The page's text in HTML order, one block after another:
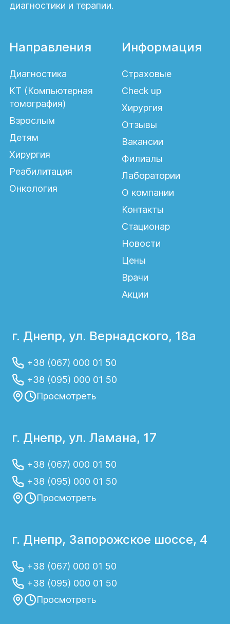
диагностики и терапии.
Направления
Диагностика
КТ (Компьютерная
томография)
Взрослым
Детям
Хирургия
Реабилитация
Онкология
Информация
Страховые
Check up
Хирургия
Отзывы
Вакансии
Филиалы
Лаборатории
О компании
Контакты
Стационар
Новости
Цены
Врачи
Акции
г. Днепр, ул. Вернадского, 18а
+38 (067) 000 01 50
+38 (095) 000 01 50
Просмотреть
г. Днепр, ул. Ламана, 17
+38 (067) 000 01 50
+38 (095) 000 01 50
Просмотреть
г. Днепр, Запорожское шоссе, 4
+38 (067) 000 01 50
+38 (095) 000 01 50
Просмотреть